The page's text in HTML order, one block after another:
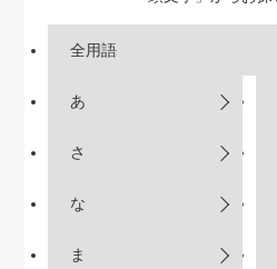
全用語
あ
さ
な
ま